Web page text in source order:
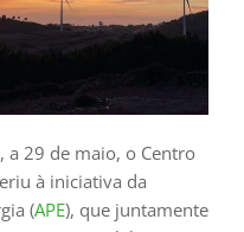
a 29 de maio, o Centro
à iniciativa da
(APE), que juntamente